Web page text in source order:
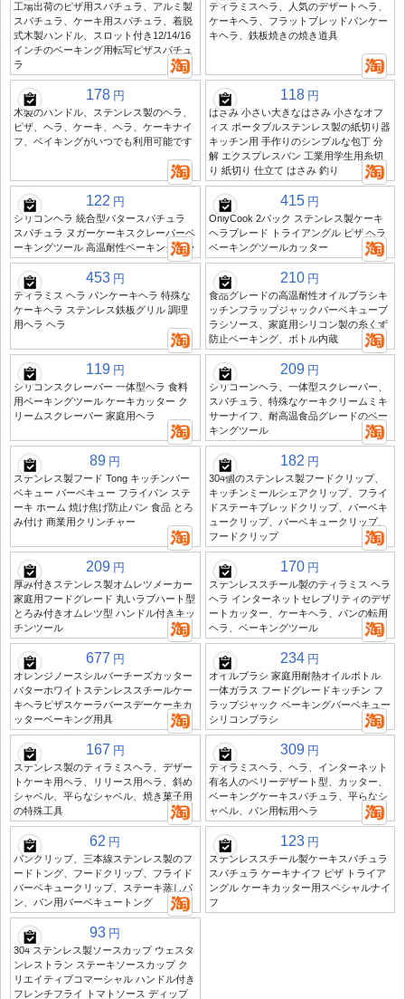
工場出荷のピザ用スパチュラ、アルミ製
スパチュラ、ケーキ用スパチュラ、着脱
式木製ハンドル、スロット付き12/14/16
インチのベーキング用転写ピザスパチュ
ラ
ティラミスヘラ、人気のデザートヘラ、
ケーキヘラ、フラットブレッドパンケー
キヘラ、鉄板焼きの焼き道具
178 円
木製のハンドル、ステンレス製のヘラ、
ピザ、ヘラ、ケーキ、ヘラ、ケーキナイ
フ、ベイキングがいつでも利用可能です
118 円
はさみ 小さい大きなはさみ 小さなオフ
ィス ポータブルステンレス製の紙切り器
キッチン用 手作りのシンプルな包丁 分
解 エクスプレスバン 工業用学生用糸切
り 紙切り 仕立て はさみ 釣り
122 円
シリコンヘラ 統合型バタースパチュラ
スパチュラ ヌガーケーキスクレーパーベ
ーキングツール 高温耐性ベーキングヘラ
415 円
OnlyCook 2パック ステンレス製ケーキ
ヘラブレード トライアングル ピザ ヘラ
ベーキングツールカッター
453 円
ティラミス ヘラ パンケーキヘラ 特殊な
ケーキヘラ ステンレス鉄板グリル 調理
用ヘラ ヘラ
210 円
食品グレードの高温耐性オイルブラシキ
ッチンフラップジャックバーベキューブ
ラシソース、家庭用シリコン製の糸くず
防止ベーキング、ボトル内蔵
119 円
シリコンスクレーパー 一体型ヘラ 食料
用ベーキングツール ケーキカッター ク
リームスクレーパー 家庭用ヘラ
209 円
シリコーンヘラ、一体型スクレーパー、
スパチュラ、特殊なケーキクリームミキ
サーナイフ、耐高温食品グレードのベー
キングツール
89 円
ステンレス製フード Tong キッチンバー
ベキュー バーベキュー フライパン ステ
ーキ ホーム 焼け焦げ防止パン 食品 とろ
み付け 商業用クリンチャー
182 円
304個のステンレス製フードクリップ、
キッチンミールシェアクリップ、フライ
ドステーキブレッドクリップ、バーベキ
ュークリップ、バーベキュークリップ、
フードクリップ
209 円
厚み付きステンレス製オムレツメーカー
家庭用フードグレード 丸いラブハート型
とろみ付きオムレツ型 ハンドル付きキッ
チンツール
170 円
ステンレススチール製のティラミス ヘラ
ヘラ インターネットセレブリティのデザ
ートカッター、ケーキヘラ、パンの転用
ヘラ、ベーキングツール
677 円
オレンジノースシルバーチーズカッター
バターホワイトステンレススチールケー
キヘラピザスケーラバースデーケーキカ
ッターベーキング用具
234 円
オイルブラシ 家庭用耐熱オイルボトル
一体ガラス フードグレードキッチン フ
ラップジャック ベーキングバーベキュー
シリコンブラシ
167 円
ステンレス製のティラミスヘラ、デザー
トケーキ用ヘラ、リリース用ヘラ、斜め
シャベル、平らなシャベル、焼き菓子用
の特殊工具
309 円
ティラミスヘラ、ヘラ、インターネット
有名人のベリーデザート型、カッター、
ベーキングケーキスパチュラ、平らなシ
ャベル、パン用転用ヘラ
62 円
パンクリップ、三本線ステンレス製のフ
ードトング、フードクリップ、フライド
バーベキュークリップ、ステーキ蒸しパ
ン、パン用バーベキュートング
123 円
ステンレススチール製ケーキスパチュラ
スパチュラ ケーキナイフ ピザ トライア
ングル ケーキカッター用スペシャルナイ
フ
93 円
304 ステンレス製ソースカップ ウェスタ
ンレストラン ステーキソースカップ ク
リエイティブコマーシャル ハンドル付き
フレンチフライ トマトソース ディップ